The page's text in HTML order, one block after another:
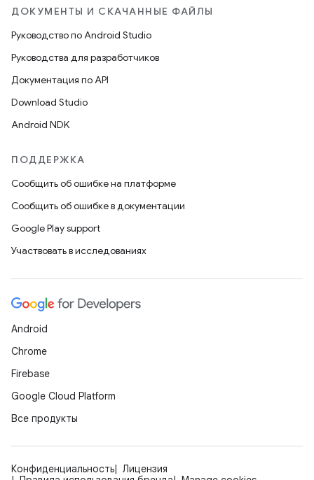
ДОКУМЕНТЫ И СКАЧАННЫЕ ФАЙЛЫ
Руководство по Android Studio
Руководства для разработчиков
Документация по API
Download Studio
Android NDK
ПОДДЕРЖКА
Сообщить об ошибке на платформе
Сообщить об ошибке в документации
Google Play support
Участвовать в исследованиях
Android
Chrome
Firebase
Google Cloud Platform
Все продукты
Конфиденциальность
Лицензия